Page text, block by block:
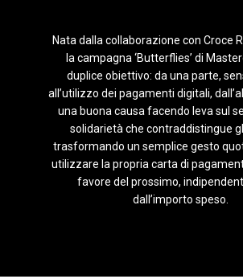
Nata dalla collaborazione con Croce
la campagna ‘Butterflies’ di
duplice obiettivo: da una parte,
all’utilizzo dei pagamenti digitali,
una buona causa facendo leva sul
solidarietà che contraddistingue
trasformando un semplice gesto
utilizzare la propria carta di
favore del prossimo,
dall’importo speso.